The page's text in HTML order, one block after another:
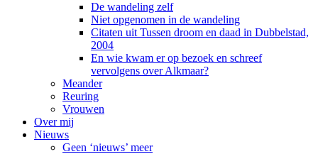
De wandeling zelf
Niet opgenomen in de wandeling
Citaten uit Tussen droom en daad in Dubbelstad,
2004
En wie kwam er op bezoek en schreef
vervolgens over Alkmaar?
Meander
Reuring
Vrouwen
Over mij
Nieuws
Geen ‘nieuws’ meer